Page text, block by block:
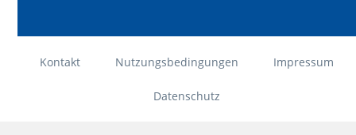
Kontakt Nutzungsbedingungen Impressum
Datenschutz